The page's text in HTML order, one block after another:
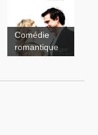
Comédie
romantique